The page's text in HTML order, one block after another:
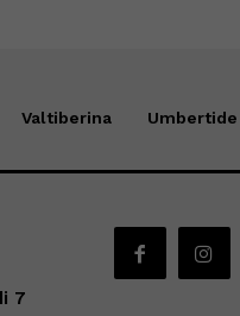
Valtiberina Umbertide
7